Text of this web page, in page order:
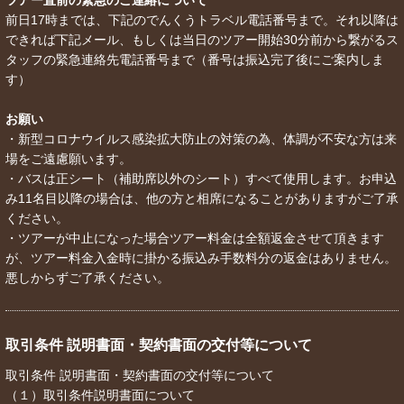
前日17時までは、下記のでんくうトラベル電話番号まで。それ以降は
できれば下記メール、もしくは当日のツアー開始30分前から繋がるス
タッフの緊急連絡先電話番号まで（番号は振込完了後にご案内しま
す）
お願い
・新型コロナウイルス感染拡大防止の対策の為、体調が不安な方は来
場をご遠慮願います。
・バスは正シート（補助席以外のシート）すべて使用します。お申込
み11名目以降の場合は、他の方と相席になることがありますがご了承
ください。
・ツアーが中止になった場合ツアー料金は全額返金させて頂きます
が、ツアー料金入金時に掛かる振込み手数料分の返金はありません。
悪しからずご了承ください。
取引条件 説明書面・契約書面の交付等について
取引条件 説明書面・契約書面の交付等について
（１）取引条件説明書面について